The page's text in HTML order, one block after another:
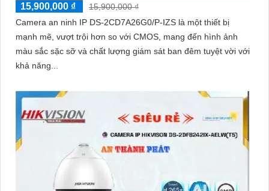
15,900,000 ₫
15,900,000 ₫
Camera an ninh IP DS-2CD7A26G0/P-IZS là một thiết bị
mạnh mẽ, vượt trội hơn so với CMOS, mang đến hình ảnh
màu sắc sặc sỡ và chất lượng giám sát ban đêm tuyệt vời với
khả năng...